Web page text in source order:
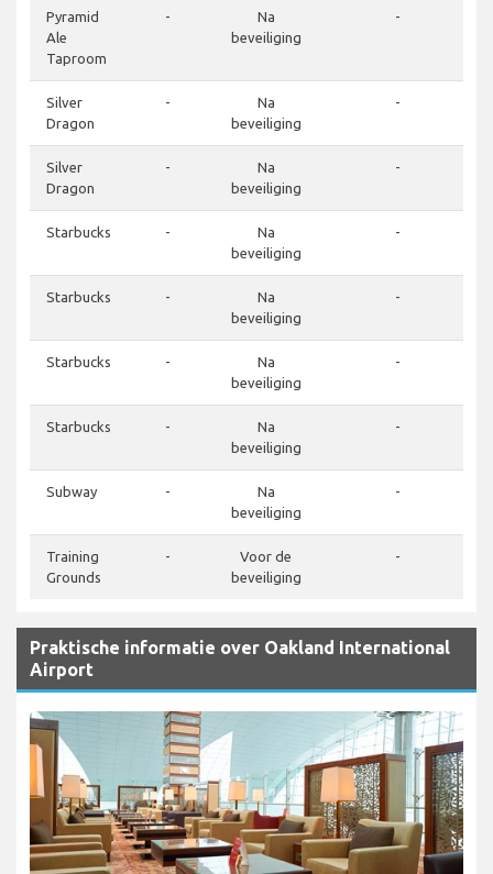
Pyramid
Ale
Taproom
-
Na
beveiliging
-
Silver
Dragon
-
Na
beveiliging
-
Silver
Dragon
-
Na
beveiliging
-
Starbucks -
Na
beveiliging
-
Starbucks -
Na
beveiliging
-
Starbucks -
Na
beveiliging
-
Starbucks -
Na
beveiliging
-
Subway -
Na
beveiliging
-
Training
Grounds
-
Voor de
beveiliging
-
Praktische informatie over Oakland International
Airport